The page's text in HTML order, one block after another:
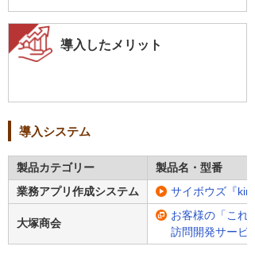
導入したメリット
導入システム
製品カテゴリー
製品名・型番
業務アプリ作成システム
サイボウズ『
大塚商会
お客様の「これ
訪問開発サービス